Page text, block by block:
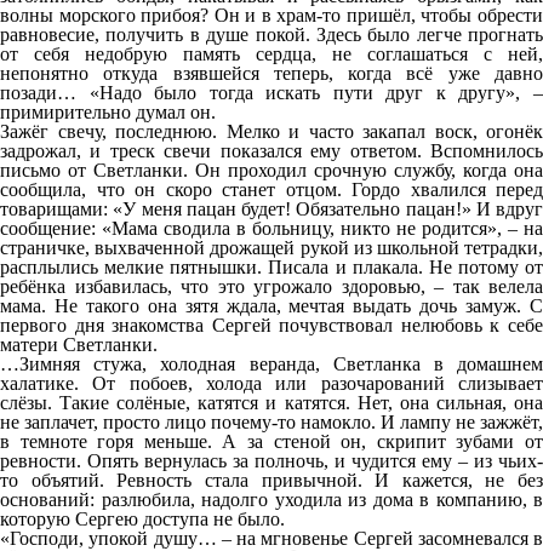
волны морского прибоя? Он и в храм-то пришёл, чтобы обрести
равновесие, получить в душе покой. Здесь было легче прогнать
от себя недобрую память сердца, не соглашаться с ней,
непонятно откуда взявшейся теперь, когда всё уже давно
позади… «Надо было тогда искать пути друг к другу», –
примирительно думал он.
Зажёг свечу, последнюю. Мелко и часто закапал воск, огонёк
задрожал, и треск свечи показался ему ответом. Вспомнилось
письмо от Светланки. Он проходил срочную службу, когда она
сообщила, что он скоро станет отцом. Гордо хвалился перед
товарищами: «У меня пацан будет! Обязательно пацан!» И вдруг
сообщение: «Мама сводила в больницу, никто не родится», – на
страничке, выхваченной дрожащей рукой из школьной тетрадки,
расплылись мелкие пятнышки. Писала и плакала. Не потому от
ребёнка избавилась, что это угрожало здоровью, – так велела
мама. Не такого она зятя ждала, мечтая выдать дочь замуж. С
первого дня знакомства Сергей почувствовал нелюбовь к себе
матери Светланки.
…Зимняя стужа, холодная веранда, Светланка в домашнем
халатике. От побоев, холода или разочарований слизывает
слёзы. Такие солёные, катятся и катятся. Нет, она сильная, она
не заплачет, просто лицо почему-то намокло. И лампу не зажжёт,
в темноте горя меньше. А за стеной он, скрипит зубами от
ревности. Опять вернулась за полночь, и чудится ему – из чьих-
то объятий. Ревность стала привычной. И кажется, не без
оснований: разлюбила, надолго уходила из дома в компанию, в
которую Сергею доступа не было.
«Господи, упокой душу… – на мгновенье Сергей засомневался в